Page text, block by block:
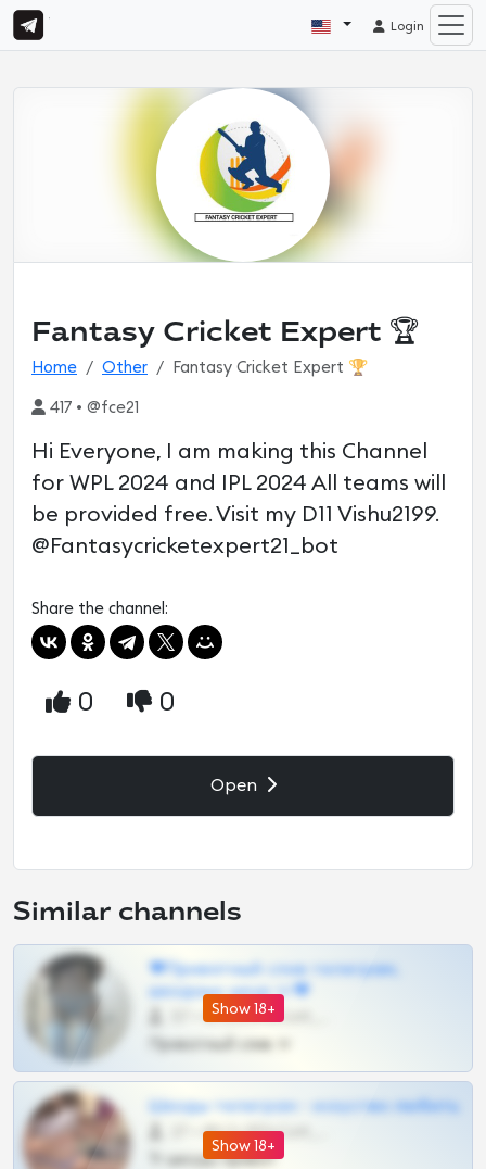
Login
Fantasy Cricket Expert 🏆
Home Other Fantasy Cricket Expert 🏆
417 • @fce21
Hi Everyone, I am making this Channel
for WPL 2024 and IPL 2024 All teams will
be provided free. Visit my D11 Vishu2199.
@Fantasycricketexpert21_bot
Share the channel:
0 0
Open
Similar channels
Show 18+
❤Приватный слив телеграм,
шкодных шкур тг❤
57 •
Приватный слив тг
Show 18+
Шкоды телеграм - искуство любить
Тг шкоды приват